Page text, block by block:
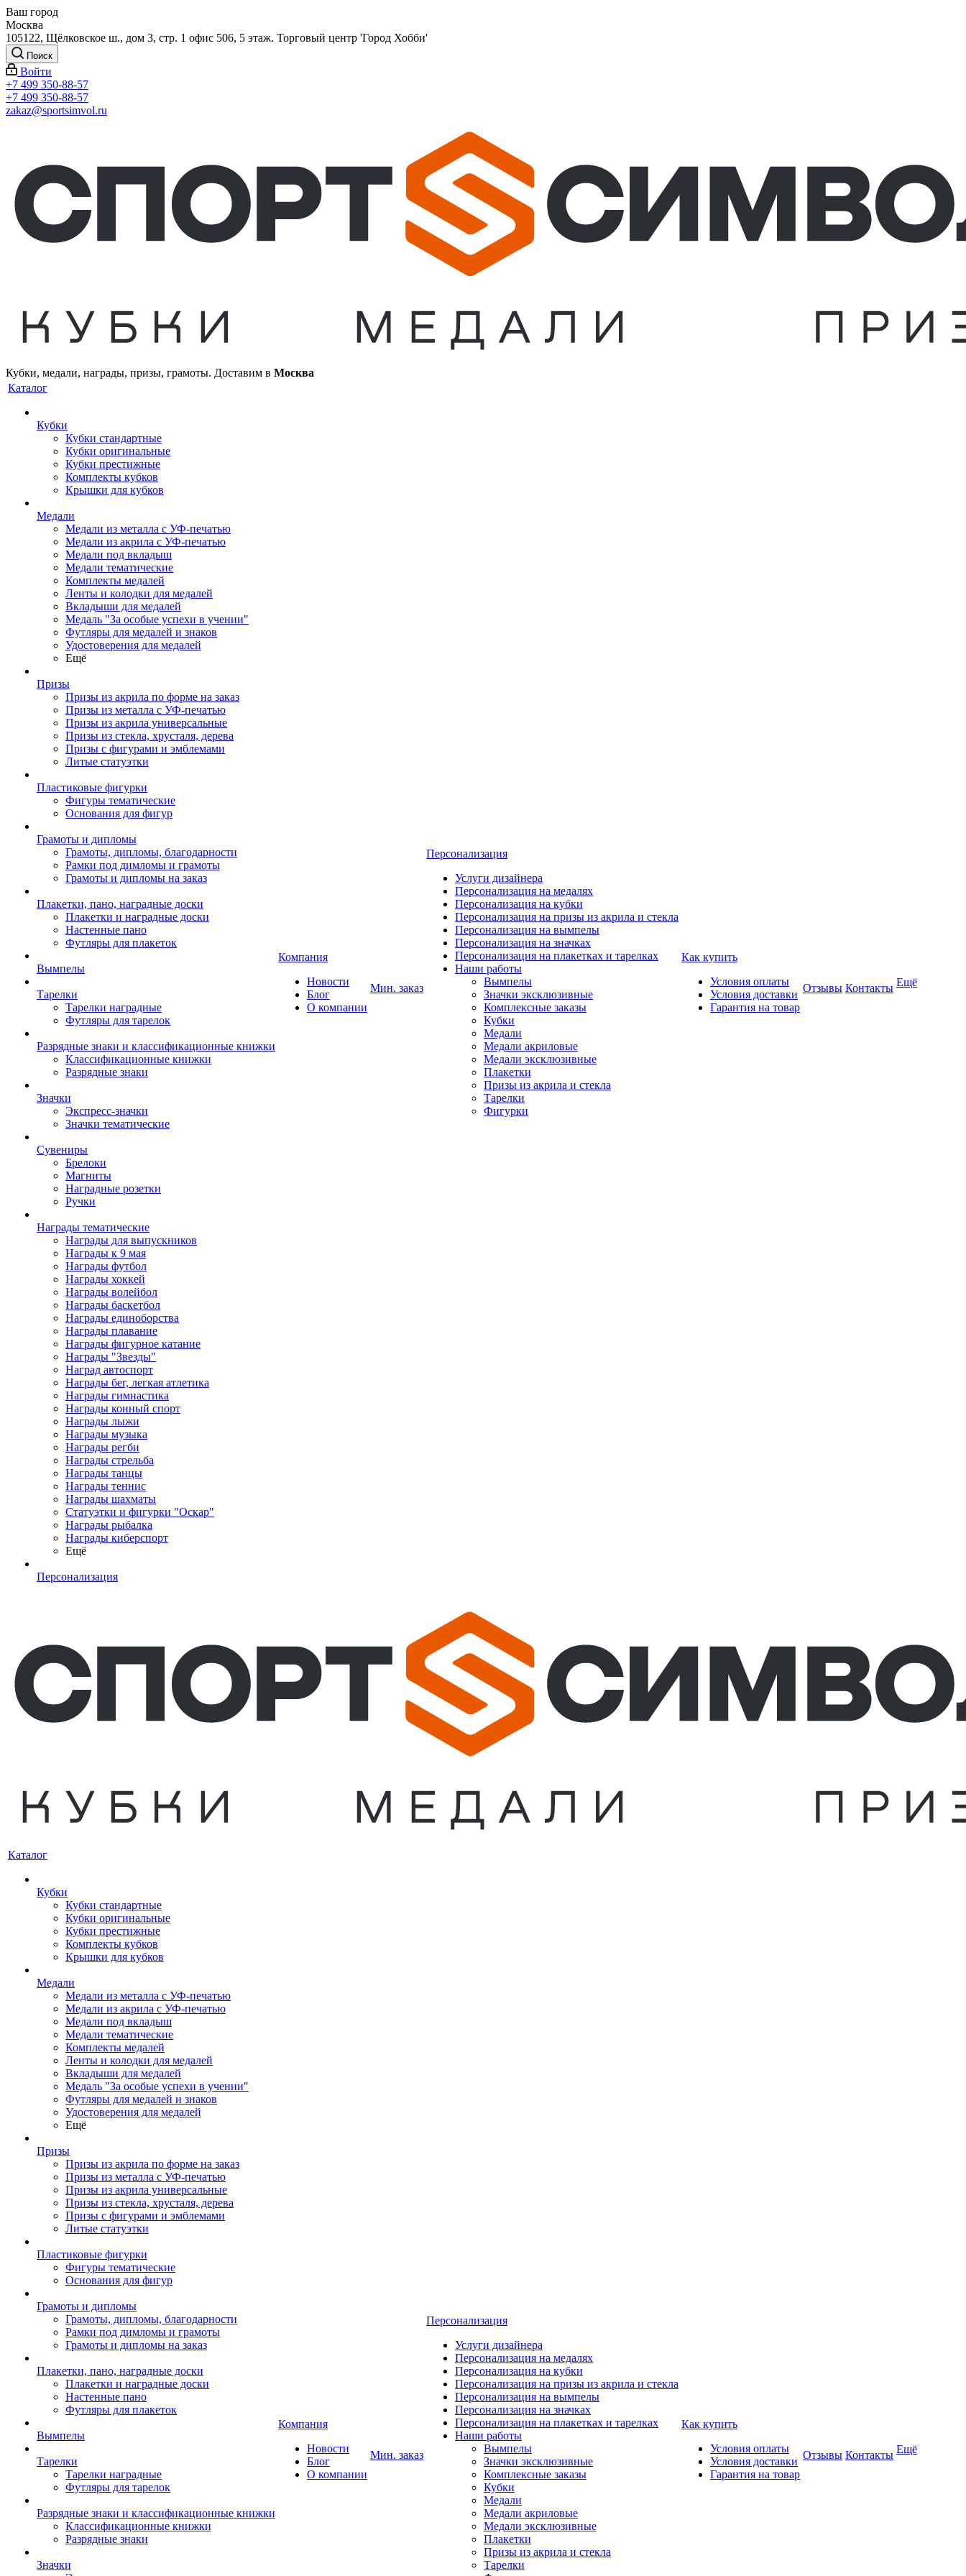
Ваш город
Москва
105122, Щёлковское ш., дом 3, стр. 1 офис 506, 5 этаж. Торговый центр 'Город Хобби'
Поиск
Войти
+7 499 350-88-57
+7 499 350-88-57
zakaz@sportsimvol.ru
Кубки, медали, награды, призы, грамоты. Доставим в Москва
Каталог
Кубки
Кубки стандартные
Кубки оригинальные
Кубки престижные
Комплекты кубков
Крышки для кубков
Медали
Медали из металла с УФ-печатью
Медали из акрила с УФ-печатью
Медали под вкладыш
Медали тематические
Комплекты медалей
Ленты и колодки для медалей
Вкладыши для медалей
Медаль "За особые успехи в учении"
Футляры для медалей и знаков
Удостоверения для медалей
Ещё
Призы
Призы из акрила по форме на заказ
Призы из металла с УФ-печатью
Призы из акрила универсальные
Призы из стекла, хрусталя, дерева
Призы с фигурами и эмблемами
Литые статуэтки
Пластиковые фигурки
Фигуры тематические
Основания для фигур
Грамоты и дипломы
Грамоты, дипломы, благодарности
Рамки под димломы и грамоты
Грамоты и дипломы на заказ
Плакетки, пано, наградные доски
Плакетки и наградные доски
Настенные пано
Футляры для плакеток
Вымпелы
Тарелки
Тарелки наградные
Футляры для тарелок
Разрядные знаки и классификационные книжки
Классификационные книжки
Разрядные знаки
Значки
Экспресс-значки
Значки тематические
Сувениры
Брелоки
Магниты
Наградные розетки
Ручки
Награды тематические
Награды для выпускников
Награды к 9 мая
Награды футбол
Награды хоккей
Награды волейбол
Награды баскетбол
Награды единоборства
Награды плавание
Награды фигурное катание
Награды "Звезды"
Наград автоспорт
Награды бег, легкая атлетика
Награды гимнастика
Награды конный спорт
Награды лыжи
Награды музыка
Награды регби
Награды стрельба
Награды танцы
Награды теннис
Награды шахматы
Статуэтки и фигурки "Оскар"
Награды рыбалка
Награды киберспорт
Ещё
Персонализация
Компания
Новости
Блог
О компании
Мин. заказ
Персонализация
Услуги дизайнера
Персонализация на медалях
Персонализация на кубки
Персонализация на призы из акрила и стекла
Персонализация на вымпелы
Персонализация на значках
Персонализация на плакетках и тарелках
Наши работы
Вымпелы
Значки эксклюзивные
Комплексные заказы
Кубки
Медали
Медали акриловые
Медали эксклюзивные
Плакетки
Призы из акрила и стекла
Тарелки
Фигурки
Как купить
Условия оплаты
Условия доставки
Гарантия на товар
Отзывы Контакты Ещё
Каталог
Кубки
Кубки стандартные
Кубки оригинальные
Кубки престижные
Комплекты кубков
Крышки для кубков
Медали
Медали из металла с УФ-печатью
Медали из акрила с УФ-печатью
Медали под вкладыш
Медали тематические
Комплекты медалей
Ленты и колодки для медалей
Вкладыши для медалей
Медаль "За особые успехи в учении"
Футляры для медалей и знаков
Удостоверения для медалей
Ещё
Призы
Призы из акрила по форме на заказ
Призы из металла с УФ-печатью
Призы из акрила универсальные
Призы из стекла, хрусталя, дерева
Призы с фигурами и эмблемами
Литые статуэтки
Пластиковые фигурки
Фигуры тематические
Основания для фигур
Грамоты и дипломы
Грамоты, дипломы, благодарности
Рамки под димломы и грамоты
Грамоты и дипломы на заказ
Плакетки, пано, наградные доски
Плакетки и наградные доски
Настенные пано
Футляры для плакеток
Вымпелы
Тарелки
Тарелки наградные
Футляры для тарелок
Разрядные знаки и классификационные книжки
Классификационные книжки
Разрядные знаки
Значки
Компания
Новости
Блог
О компании
Мин. заказ
Персонализация
Услуги дизайнера
Персонализация на медалях
Персонализация на кубки
Персонализация на призы из акрила и стекла
Персонализация на вымпелы
Персонализация на значках
Персонализация на плакетках и тарелках
Наши работы
Вымпелы
Значки эксклюзивные
Комплексные заказы
Кубки
Медали
Медали акриловые
Медали эксклюзивные
Плакетки
Призы из акрила и стекла
Тарелки
Как купить
Условия оплаты
Условия доставки
Гарантия на товар
Отзывы Контакты Ещё